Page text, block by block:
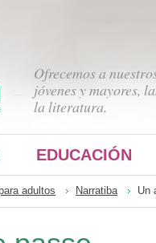
Ofrecemos a
jóvenes y mayores,
la literatura.
EDUCACIÓN
adultos Narratiba Un